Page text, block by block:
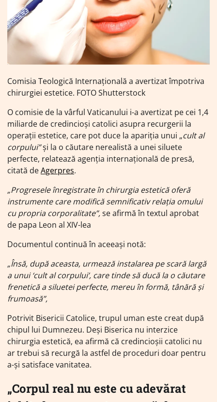
Comisia Teologică Internaţională a avertizat împotriva
chirurgiei estetice. FOTO Shutterstock
O comisie de la vârful Vaticanului i-a avertizat pe cei 1,4
miliarde de credincioşi catolici asupra recurgerii la
operaţii estetice, care pot duce la apariţia unui „cult al
corpului”şi la o căutare nerealistă a unei siluete
perfecte, relatează agenția internațională de presă,
citată deAgerpres.
„Progresele înregistrate în chirurgia estetică oferă
instrumente care modifică semnificativ relaţia omului
cu propria corporalitate”,se afirmă în textul aprobat
de papa Leon al XIV-lea
Documentul continuă în aceeași notă:
„Însă, după aceasta, urmează instalarea pe scară largă
a unui ‘cult al corpului’, care tinde să ducă la o căutare
frenetică a siluetei perfecte, mereu în formă, tânără şi
frumoasă”,
Potrivit Bisericii Catolice, trupul uman este creat după
chipul lui Dumnezeu. Deşi Biserica nu interzice
chirurgia estetică, ea afirmă că credincioşii catolici nu
ar trebui să recurgă la astfel de proceduri doar pentru
a-şi satisface vanitatea.
„Corpul real nu este cu adevărat